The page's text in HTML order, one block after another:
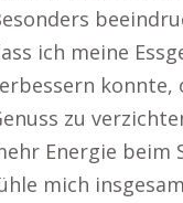
ich meine
konnte,
zu
Energie beim
mich